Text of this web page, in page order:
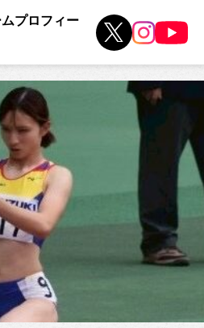
プロフィー